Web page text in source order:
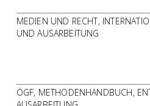
MEDIEN UND RECHT,
UND AUSARBEITUNG
ÖGF, METHODENHANDBUCH,